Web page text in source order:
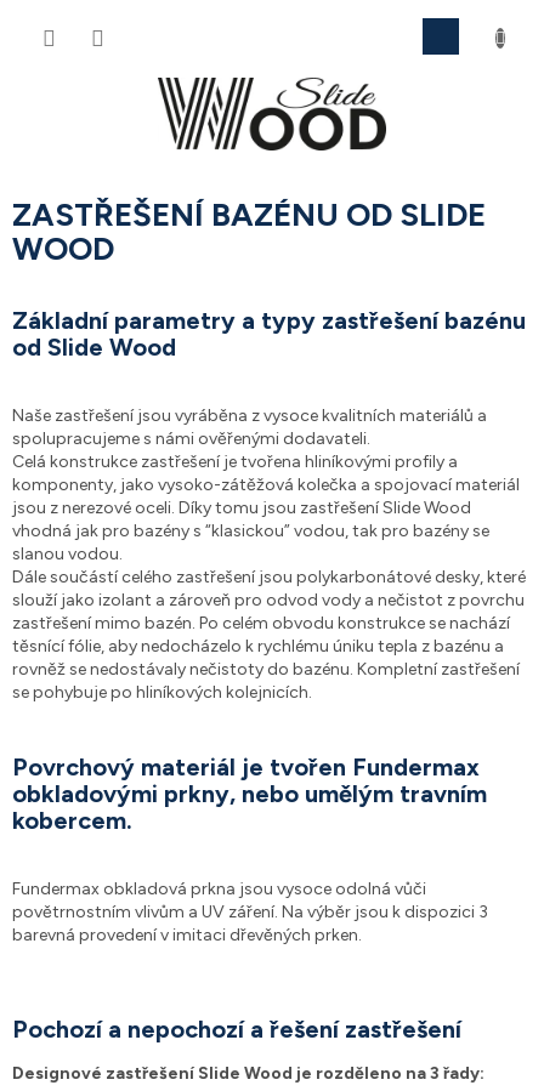
ZASTŘEŠENÍ BAZÉNU OD SLIDE
WOOD
Základní parametry a typy zastřešení bazénu
od Slide Wood
Naše zastřešení jsou vyráběna z vysoce kvalitních materiálů a
spolupracujeme s námi ověřenými dodavateli.
Celá konstrukce zastřešení je tvořena hliníkovými profily a
komponenty, jako vysoko-zátěžová kolečka a spojovací materiál
jsou z nerezové oceli. Díky tomu jsou zastřešení Slide Wood
vhodná jak pro bazény s “klasickou” vodou, tak pro bazény se
slanou vodou.
Dále součástí celého zastřešení jsou polykarbonátové desky, které
slouží jako izolant a zároveň pro odvod vody a nečistot z povrchu
zastřešení mimo bazén. Po celém obvodu konstrukce se nachází
těsnící fólie, aby nedocházelo k rychlému úniku tepla z bazénu a
rovněž se nedostávaly nečistoty do bazénu. Kompletní zastřešení
se pohybuje po hliníkových kolejnicích.
Povrchový materiál je tvořen Fundermax
obkladovými prkny, nebo umělým travním
kobercem.
Fundermax obkladová prkna jsou vysoce odolná vůči
povětrnostním vlivům a UV záření. Na výběr jsou k dispozici 3
barevná provedení v imitaci dřevěných prken.
Pochozí a nepochozí a řešení zastřešení
Designové zastřešení Slide Wood je rozděleno na 3 řady: